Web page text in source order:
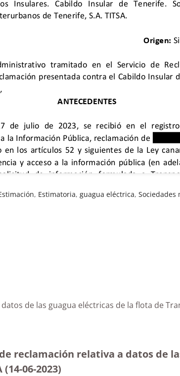
, Estimatoria,guagua eléctrica,Sociedades
de las guagua eléctricas de la flota de
reclamación relativa a datos de
06-2023)